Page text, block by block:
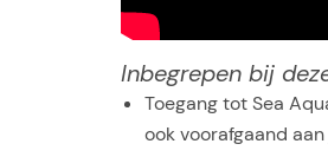
Inbegrepen bij
Toegang tot Sea
ook voorafgaand